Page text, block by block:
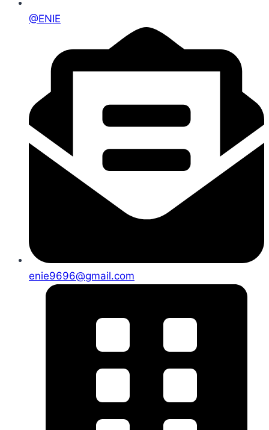
@ENIE
enie9696@gmail.com